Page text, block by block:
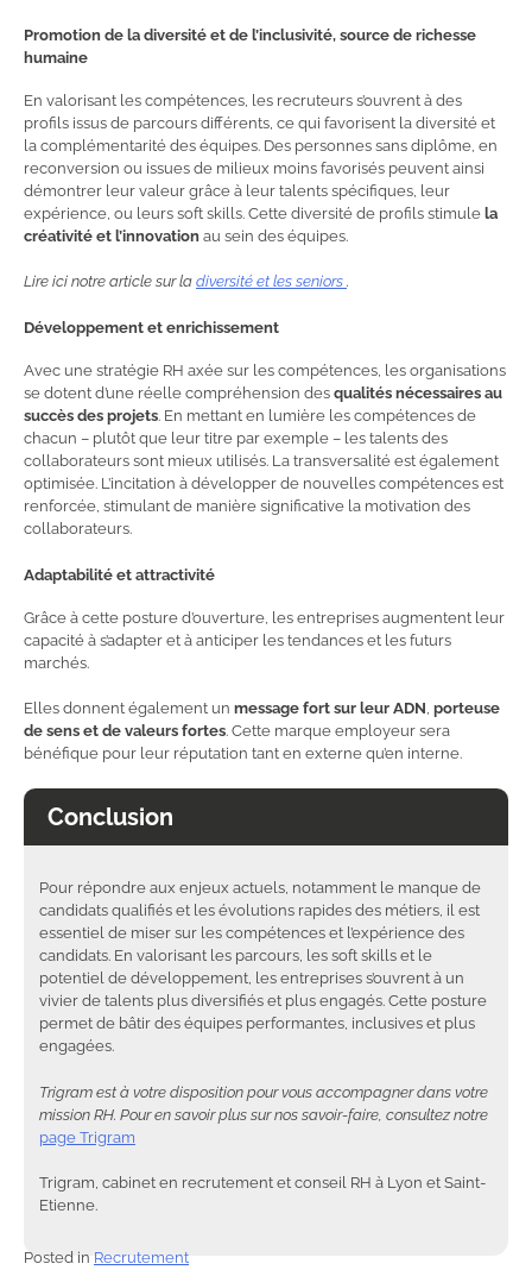
Promotion de la diversité et de l’inclusivité, source de richesse
humaine
En valorisant les compétences, les recruteurs s’ouvrent à des
profils issus de parcours différents, ce qui favorisent la diversité et
la complémentarité des équipes. Des personnes sans diplôme, en
reconversion ou issues de milieux moins favorisés peuvent ainsi
démontrer leur valeur grâce à leur talents spécifiques, leur
expérience, ou leurs soft skills. Cette diversité de profils stimule la
créativité et l’innovation au sein des équipes.
Lire ici notre article sur la diversité et les seniors .
Développement et enrichissement
Avec une stratégie RH axée sur les compétences, les organisations
se dotent d’une réelle compréhension des qualités nécessaires au
succès des projets. En mettant en lumière les compétences de
chacun – plutôt que leur titre par exemple – les talents des
collaborateurs sont mieux utilisés. La transversalité est également
optimisée. L’incitation à développer de nouvelles compétences est
renforcée, stimulant de manière significative la motivation des
collaborateurs.
Adaptabilité et attractivité
Grâce à cette posture d’ouverture, les entreprises augmentent leur
capacité à s’adapter et à anticiper les tendances et les futurs
marchés.
Elles donnent également un message fort sur leur ADN, porteuse
de sens et de valeurs fortes. Cette marque employeur sera
bénéfique pour leur réputation tant en externe qu’en interne.
Conclusion
Pour répondre aux enjeux actuels, notamment le manque de
candidats qualifiés et les évolutions rapides des métiers, il est
essentiel de miser sur les compétences et l’expérience des
candidats. En valorisant les parcours, les soft skills et le
potentiel de développement, les entreprises s’ouvrent à un
vivier de talents plus diversifiés et plus engagés. Cette posture
permet de bâtir des équipes performantes, inclusives et plus
engagées.
Trigram est à votre disposition pour vous accompagner dans votre
mission RH. Pour en savoir plus sur nos savoir-faire, consultez notre
page Trigram
Trigram, cabinet en recrutement et conseil RH à Lyon et Saint-
Etienne.
Posted in Recrutement